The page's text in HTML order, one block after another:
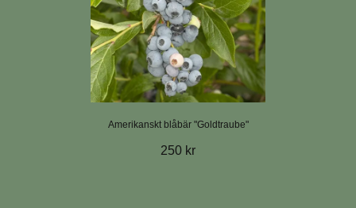
Amerikanskt blåbär "Goldtraube"
250 kr